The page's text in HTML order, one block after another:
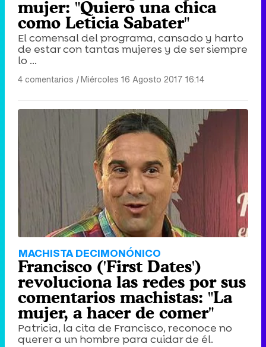
mujer: "Quiero una chica
como Leticia Sabater"
El comensal del programa, cansado y harto
de estar con tantas mujeres y de ser siempre
lo ...
4 comentarios |Miércoles 16 Agosto 2017 16:14
MACHISTA DECIMONÓNICO
Francisco ('First Dates')
revoluciona las redes por sus
comentarios machistas: "La
mujer, a hacer de comer"
Patricia, la cita de Francisco, reconoce no
querer a un hombre para cuidar de él.